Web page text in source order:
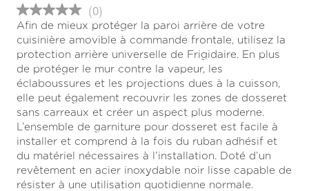
Aucune
cote
pour
ce
produit
Lien
vers
la
même
page.
(0)
Afin de mieux protéger la paroi arrière de votre
cuisinière amovible à commande frontale, utilisez la
protection arrière universelle de Frigidaire. En plus
de protéger le mur contre la vapeur, les
éclaboussures et les projections dues à la cuisson,
elle peut également recouvrir les zones de dosseret
sans carreaux et créer un aspect plus moderne.
L’ensemble de garniture pour dosseret est facile à
installer et comprend à la fois du ruban adhésif et
du matériel nécessaires à l’installation. Doté d’un
revêtement en acier inoxydable noir lisse capable de
résister à une utilisation quotidienne normale.